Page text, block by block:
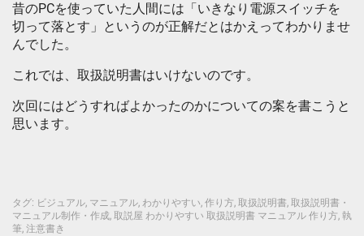
昔のPCを使っていた人間には「いきなり電源スイッチを
切って落とす」というのが正解だとはかえってわかりませ
んでした。
これでは、取扱説明書はいけないのです。
次回にはどうすればよかったのかについての案を書こうと
思います。
タグ: ビジュアル, マニュアル, わかりやすい, 作り方, 取扱説明書, 取扱説明書・
マニュアル制作・作成, 取説屋 わかりやすい 取扱説明書 マニュアル 作り方, 執
筆, 注意書き